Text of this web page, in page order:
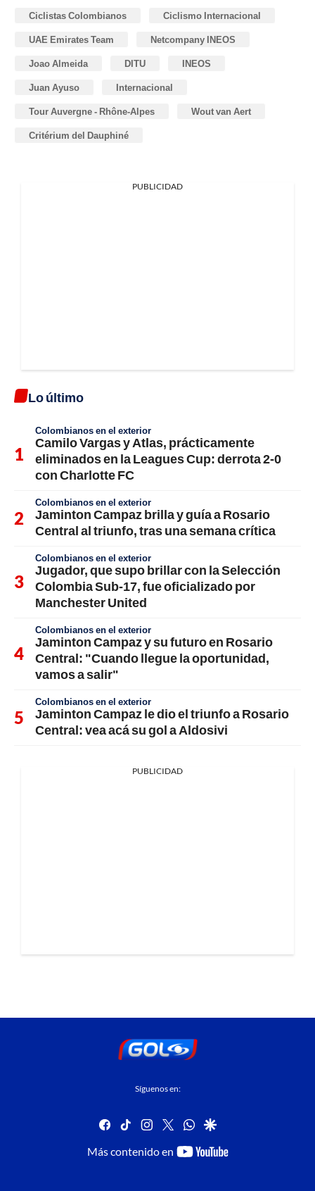
Ciclistas Colombianos Ciclismo Internacional
UAE Emirates Team Netcompany INEOS
Joao Almeida DITU INEOS
Juan Ayuso Internacional
Tour Auvergne - Rhône-Alpes Wout van Aert
Critérium del Dauphiné
PUBLICIDAD
Lo último
Colombianos en el exterior
Camilo Vargas y Atlas, prácticamente
eliminados en la Leagues Cup: derrota 2-0
con Charlotte FC
Colombianos en el exterior
Jaminton Campaz brilla y guía a Rosario
Central al triunfo, tras una semana crítica
Colombianos en el exterior
Jugador, que supo brillar con la Selección
Colombia Sub-17, fue oficializado por
Manchester United
Colombianos en el exterior
Jaminton Campaz y su futuro en Rosario
Central: "Cuando llegue la oportunidad,
vamos a salir"
Colombianos en el exterior
Jaminton Campaz le dio el triunfo a Rosario
Central: vea acá su gol a Aldosivi
PUBLICIDAD
Síguenos en:
facebook
tiktok instagram
twitterwhatsapp
google
Más contenido en
youtube-